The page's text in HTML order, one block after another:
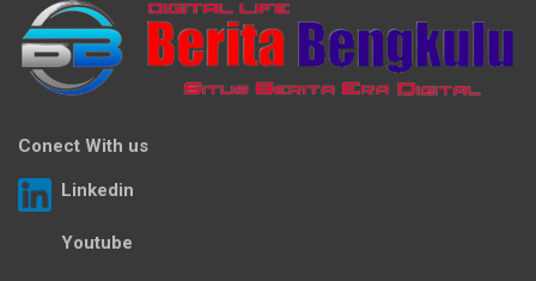
Conect With us
Linkedin
Youtube